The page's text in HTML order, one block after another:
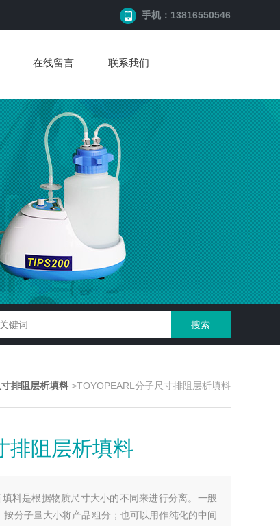
手机：13816550546
在线留言 联系我们
排阻层析填料 >TOYOPEARL分子尺寸排阻层析填料
排阻层析填料
料是根据物质尺寸大小的不同来进行分离。一般
分子量大小将产品粗分；也可以用作纯化的中间